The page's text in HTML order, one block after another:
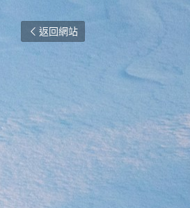
返回網站